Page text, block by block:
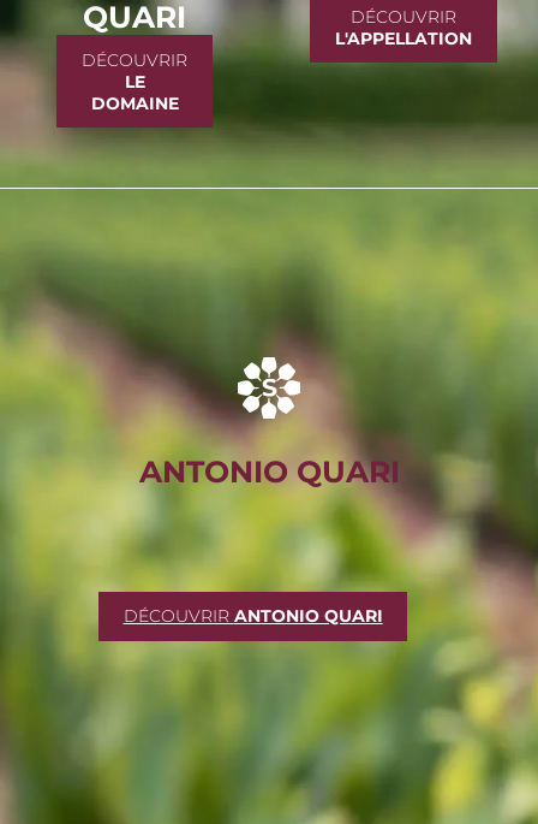
QUARI
DÉCOUVRIR
LE
DOMAINE
DÉCOUVRIR
L'APPELLATION
ANTONIO QUARI
DÉCOUVRIR ANTONIO QUARI